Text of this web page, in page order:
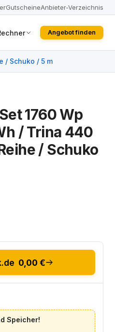
GutscheineAnbieter-Verzeichnis
Angebot finden
/ Schuko / 5 m
1760 Wp
/ Trina 440
/ Schuko
0,00 €
Speicher!